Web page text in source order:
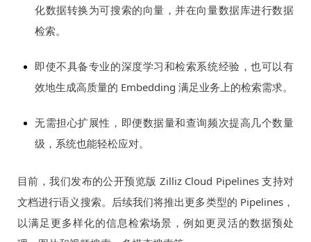
化数据转换为可搜索的向量，并在向量数据库进行数据
检索。
即使不具备专业的深度学习和检索系统经验，也可以有
效地生成高质量的 Embedding 满足业务上的检索需求。
无需担心扩展性，即便数据量和查询频次提高几个数量
级，系统也能轻松应对。
目前，我们发布的公开预览版 Zilliz Cloud Pipelines 支持对
文档进行语义搜索。后续我们将推出更多类型的 Pipelines，
以满足更多样化的信息检索场景，例如更灵活的数据预处